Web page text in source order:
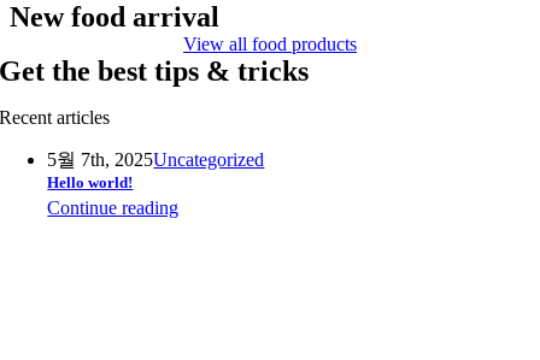
New food arrival
View all food products
Get the best tips & tricks
Recent articles
5월 7th, 2025Uncategorized
Hello world!
Continue reading